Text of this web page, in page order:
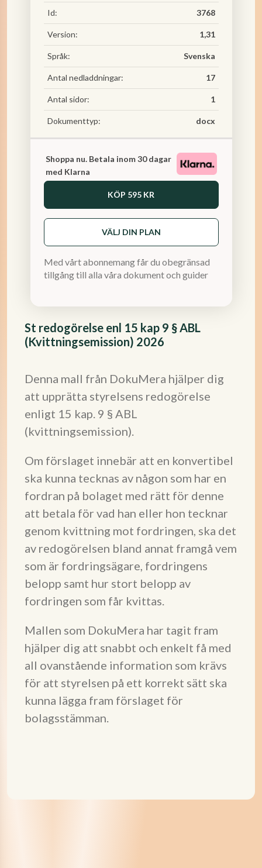
St redogörelse enl 15 kap 9 § ABL
(Kvittningsemission) 2026
Denna mall från DokuMera hjälper dig
att upprätta styrelsens redogörelse
enligt 15 kap. 9 § ABL
(kvittningsemission).
Om förslaget innebär att en konvertibel
ska kunna tecknas av någon som har en
fordran på bolaget med rätt för denne
att betala för vad han eller hon tecknar
genom kvittning mot fordringen, ska det
av redogörelsen bland annat framgå vem
som är fordringsägare, fordringens
belopp samt hur stort belopp av
fordringen som får kvittas.
Mallen som DokuMera har tagit fram
hjälper dig att snabbt och enkelt få med
all ovanstående information som krävs
för att styrelsen på ett korrekt sätt ska
kunna lägga fram förslaget för
bolagsstämman.
Id: 3768
Version: 1,31
Språk: Svenska
Antal nedladdningar: 17
Antal sidor: 1
Dokumenttyp: docx
Shoppa nu. Betala inom 30 dagar
med Klarna
KÖP 595 KR
VÄLJ DIN PLAN
Med vårt abonnemang får du obegränsad
tillgång till alla våra dokument och guider